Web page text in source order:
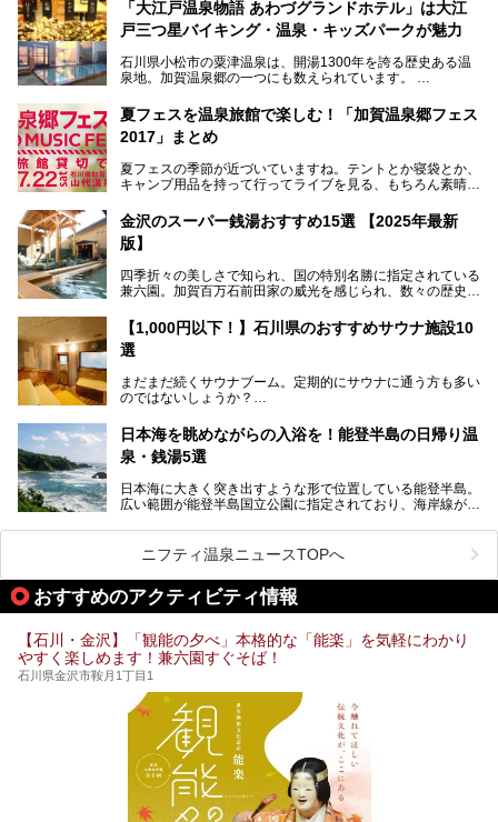
「大江戸温泉物語 あわづグランドホテル」は大江
戸三つ星バイキング・温泉・キッズパークが魅力
石川県小松市の粟津温泉は、開湯1300年を誇る歴史ある温
泉地。加賀温泉郷の一つにも数えられています。
その粟津温泉に建つ「大江戸温泉物語 あわづグランドホテ
ル」（以下、あわづグランドホテル）は客室数97室のホテ
ルで、昨年2024年12月に露天風呂を新設。充実したキッズ
2025年7月からは「大江戸三つ星バイキング」がスタート！
───
提供元：大江戸温泉物語ホテルズ＆リゾーツ株式会社【P
この記事は大江戸温泉物語 あわづグランドホテルのPR記事
です。
夏フェスを温泉旅館で楽しむ！「加賀温泉郷フェス
2017」まとめ
夏フェスの季節が近づいていますね。テントとか寝袋とか、
キャンプ用品を持って行ってライブを見る、もちろん素晴ら
いやでもね、暑いし汗や砂埃でドロドロになるしうるさくて
夜は寝られないし、若い時はそういうのが良かったんですけ
今、もうちょっと気楽なフェスはないかな、と探してたらあ
りましたよ！
「加賀温泉郷フェス 2017」が石川県・山代温泉の瑠璃光を
全館貸し切って開催！
れちゃう！なんということでしょう！！
金沢のスーパー銭湯おすすめ15選 【2025年最新
版】
四季折々の美しさで知られ、国の特別名勝に指定されている
兼六園。加賀百万石前田家の威光を感じられ、数々の歴史的
ア。国内でも特に人気の観光地の1つです。北陸新幹線で東
京から約2時間30分と、首都圏からアクセスしやすい立地も
魅力ですね。
り、観光に加えて温泉もぜひ楽しみたいところ。金沢エリア
でおすすめのスーパー銭湯をご紹介します。
【1,000円以下！】石川県のおすすめサウナ施設10
選
まだまだ続くサウナブーム。定期的にサウナに通う方も多い
のではないしょうか？
今回はそんなサウナによく行く人もこれから楽しむ人も格安
で楽しめるサウナを紹介します。
など、種類豊富ですよ。
日本海を眺めながらの入浴を！能登半島の日帰り温
泉・銭湯5選
日本海に大きく突き出すような形で位置している能登半島。
広い範囲が能登半島国立公園に指定されており、海岸線が作
車で行くのがオススメですが、ドライブの際にぜひ一緒に楽
しんでいただきたいのが温泉です。絶景を眺めながらつかる
温泉は最高ですよ！ 今回はそんな能登の温泉を5つご紹介
します。
ニフティ温泉ニュースTOPへ
おすすめのアクティビティ情報
【石川・金沢】「観能の夕べ」本格的な「能楽」を気軽にわかり
やすく楽しめます！兼六園すぐそば！
石川県金沢市鞍月1丁目1